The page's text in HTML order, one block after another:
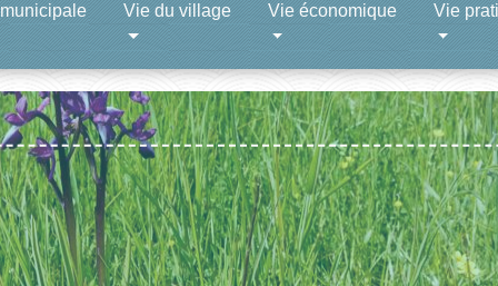
Vie du village Vie économique Vie